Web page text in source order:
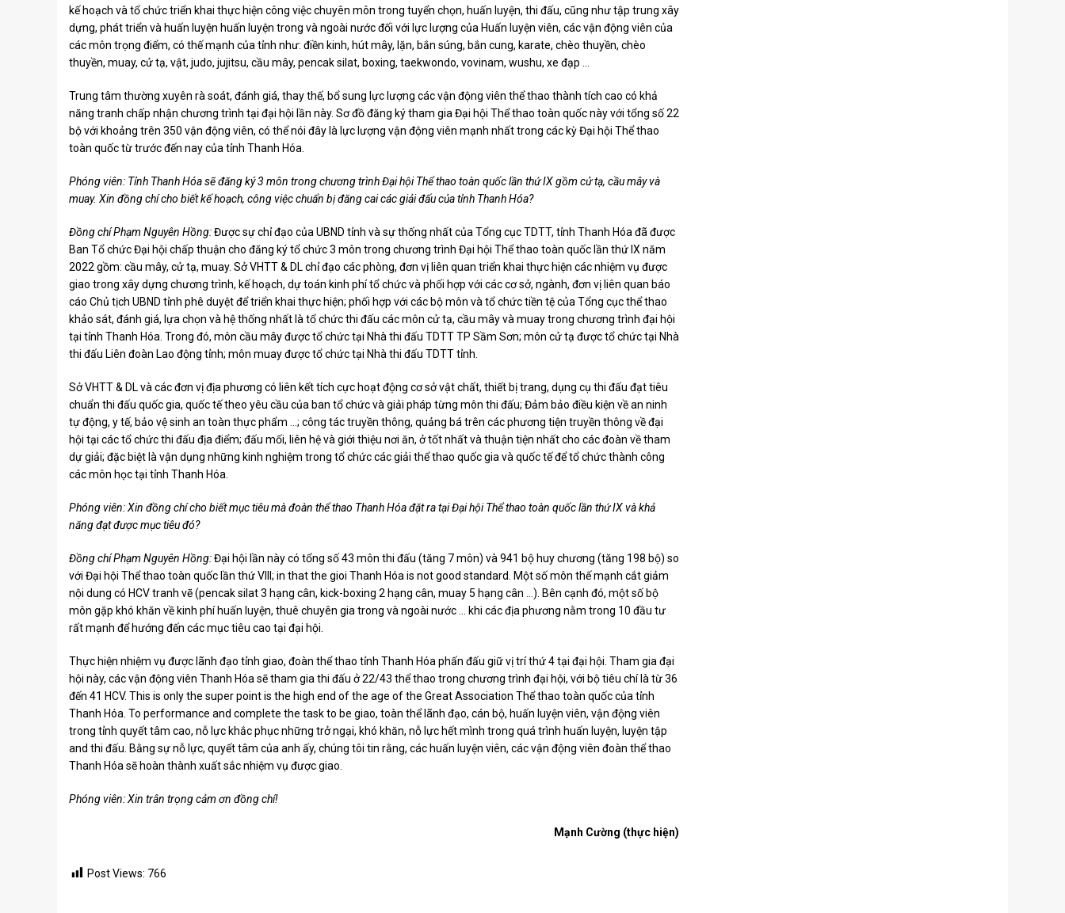
kế hoạch và tổ chức triển khai thực hiện công việc chuyên môn trong tuyển chọn, huấn luyện, thi đấu, cũng như tập trung xây
dựng, phát triển và huấn luyện huấn luyện trong và ngoài nước đối với lực lượng của Huấn luyện viên, các vận động viên của
các môn trọng điểm, có thế mạnh của tỉnh như: điền kinh, hút mây, lặn, bắn súng, bắn cung, karate, chèo thuyền, chèo
thuyền, muay, cử tạ, vật, judo, jujitsu, cầu mây, pencak silat, boxing, taekwondo, vovinam, wushu, xe đạp …
Trung tâm thường xuyên rà soát, đánh giá, thay thế, bổ sung lực lượng các vận động viên thể thao thành tích cao có khả
năng tranh chấp nhận chương trình tại đại hội lần này. Sơ đồ đăng ký tham gia Đại hội Thể thao toàn quốc này với tổng số 22
bộ với khoảng trên 350 vận động viên, có thể nói đây là lực lượng vận động viên mạnh nhất trong các kỳ Đại hội Thể thao
toàn quốc từ trước đến nay của tỉnh Thanh Hóa.
Phóng viên: Tỉnh Thanh Hóa sẽ đăng ký 3 môn trong chương trình Đại hội Thể thao toàn quốc lần thứ IX gồm cử tạ, cầu mây và
muay. Xin đồng chí cho biết kế hoạch, công việc chuẩn bị đăng cai các giải đấu của tỉnh Thanh Hóa?
Đồng chí Phạm Nguyên Hồng:Được sự chỉ đạo của UBND tỉnh và sự thống nhất của Tổng cục TDTT, tỉnh Thanh Hóa đã được
Ban Tổ chức Đại hội chấp thuận cho đăng ký tổ chức 3 môn trong chương trình Đại hội Thể thao toàn quốc lần thứ IX năm
2022 gồm: cầu mây, cử tạ, muay. Sở VHTT & DL chỉ đạo các phòng, đơn vị liên quan triển khai thực hiện các nhiệm vụ được
giao trong xây dựng chương trình, kế hoạch, dự toán kinh phí tổ chức và phối hợp với các cơ sở, ngành, đơn vị liên quan báo
cáo Chủ tịch UBND tỉnh phê duyệt để triển khai thực hiện; phối hợp với các bộ môn và tổ chức tiền tệ của Tổng cục thể thao
khảo sát, đánh giá, lựa chọn và hệ thống nhất là tổ chức thi đấu các môn cử tạ, cầu mây và muay trong chương trình đại hội
tại tỉnh Thanh Hóa. Trong đó, môn cầu mây được tổ chức tại Nhà thi đấu TDTT TP Sầm Sơn; môn cử tạ được tổ chức tại Nhà
thi đấu Liên đoàn Lao động tỉnh; môn muay được tổ chức tại Nhà thi đấu TDTT tỉnh.
Sở VHTT & DL và các đơn vị địa phương có liên kết tích cực hoạt động cơ sở vật chất, thiết bị trang, dụng cụ thi đấu đạt tiêu
chuẩn thi đấu quốc gia, quốc tế theo yêu cầu của ban tổ chức và giải pháp từng môn thi đấu; Đảm bảo điều kiện về an ninh
tự động, y tế, bảo vệ sinh an toàn thực phẩm …; công tác truyền thông, quảng bá trên các phương tiện truyền thông về đại
hội tại các tổ chức thi đấu địa điểm; đấu mối, liên hệ và giới thiệu nơi ăn, ở tốt nhất và thuận tiện nhất cho các đoàn về tham
dự giải; đặc biệt là vận dụng những kinh nghiệm trong tổ chức các giải thể thao quốc gia và quốc tế để tổ chức thành công
các môn học tại tỉnh Thanh Hóa.
Phóng viên: Xin đồng chí cho biết mục tiêu mà đoàn thể thao Thanh Hóa đặt ra tại Đại hội Thể thao toàn quốc lần thứ IX và khả
năng đạt được mục tiêu đó?
Đồng chí Phạm Nguyên Hồng:Đại hội lần này có tổng số 43 môn thi đấu (tăng 7 môn) và 941 bộ huy chương (tăng 198 bộ) so
với Đại hội Thể thao toàn quốc lần thứ VIII; in that the gioi Thanh Hóa is not good standard. Một số môn thế mạnh cắt giảm
nội dung có HCV tranh vẽ (pencak silat 3 hạng cân, kick-boxing 2 hạng cân, muay 5 hạng cân …). Bên cạnh đó, một số bộ
môn gặp khó khăn về kinh phí huấn luyện, thuê chuyên gia trong và ngoài nước … khi các địa phương nằm trong 10 đầu tư
rất mạnh để hướng đến các mục tiêu cao tại đại hội.
Thực hiện nhiệm vụ được lãnh đạo tỉnh giao, đoàn thể thao tỉnh Thanh Hóa phấn đấu giữ vị trí thứ 4 tại đại hội. Tham gia đại
hội này, các vận động viên Thanh Hóa sẽ tham gia thi đấu ở 22/43 thể thao trong chương trình đại hội, với bộ tiêu chí là từ 36
đến 41 HCV. This is only the super point is the high end of the age of the Great Association Thể thao toàn quốc của tỉnh
Thanh Hóa. To performance and complete the task to be giao, toàn thể lãnh đạo, cán bộ, huấn luyện viên, vận động viên
trong tỉnh quyết tâm cao, nỗ lực khắc phục những trở ngại, khó khăn, nỗ lực hết mình trong quá trình huấn luyện, luyện tập
and thi đấu. Bằng sự nỗ lực, quyết tâm của anh ấy, chúng tôi tin rằng, các huấn luyện viên, các vận động viên đoàn thể thao
Thanh Hóa sẽ hoàn thành xuất sắc nhiệm vụ được giao.
Phóng viên: Xin trân trọng cảm ơn đồng chí!
Mạnh Cường (thực hiện)
Post Views: 766